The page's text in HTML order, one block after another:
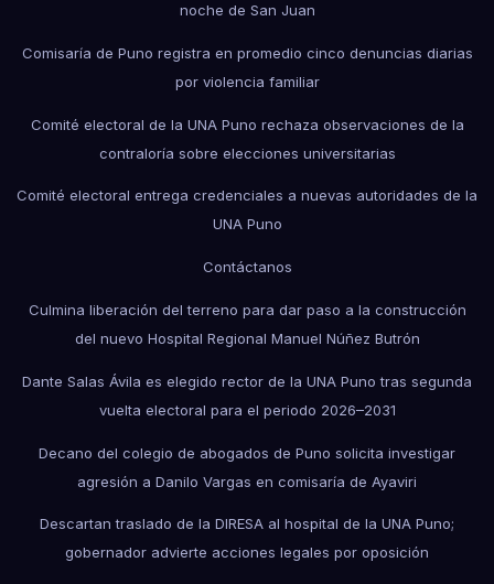
noche de San Juan
Comisaría de Puno registra en promedio cinco denuncias diarias
por violencia familiar
Comité electoral de la UNA Puno rechaza observaciones de la
contraloría sobre elecciones universitarias
Comité electoral entrega credenciales a nuevas autoridades de la
UNA Puno
Contáctanos
Culmina liberación del terreno para dar paso a la construcción
del nuevo Hospital Regional Manuel Núñez Butrón
Dante Salas Ávila es elegido rector de la UNA Puno tras segunda
vuelta electoral para el periodo 2026–2031
Decano del colegio de abogados de Puno solicita investigar
agresión a Danilo Vargas en comisaría de Ayaviri
Descartan traslado de la DIRESA al hospital de la UNA Puno;
gobernador advierte acciones legales por oposición